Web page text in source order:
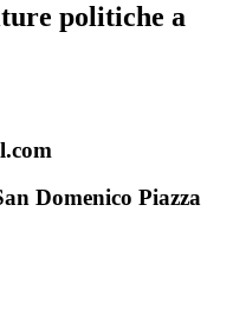
politiche a
Domenico Piazza